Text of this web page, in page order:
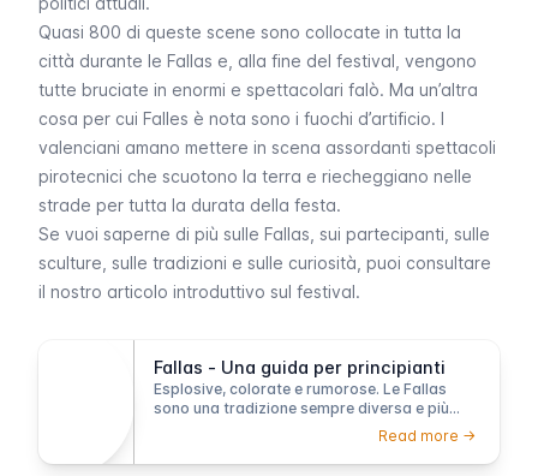
Quasi 800 di queste scene sono collocate in tutta la
città durante le Fallas e, alla fine del festival, vengono
tutte bruciate in enormi e spettacolari falò. Ma un’altra
cosa per cui Falles è nota sono i fuochi d’artificio. I
valenciani amano mettere in scena assordanti spettacoli
pirotecnici che scuotono la terra e riecheggiano nelle
strade per tutta la durata della festa.
Se vuoi saperne di più sulle Fallas , sui partecipanti, sulle
sculture, sulle tradizioni e sulle curiosità, puoi consultare
il nostro articolo introduttivo sul festival.
Fallas - Una guida per principianti
Esplosive, colorate e rumorose. Le Fallas
sono una tradizione sempre diversa e più
audace ogni anno. Qui trovi una panoramica
dei concetti fondamentali per capire la festa
più spettacolare e accesa di Valencia.
Read more ->